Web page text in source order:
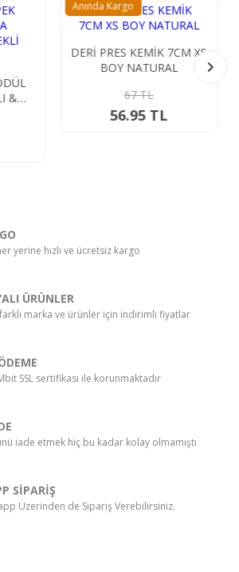
XS
CREAMY KÖPEK ÖDÜL
89 TL
Anında Kargo
yerine hızlı ve ücretsiz kargo
ÜRÜNLER
marka ve ürünler için indirimli fiyatlar
SSL sertifikası ile korunmaktadır
iade etmek hiç bu kadar kolay olmamıştı
SİPARİŞ
Üzerinden de Sipariş Verebilirsiniz.